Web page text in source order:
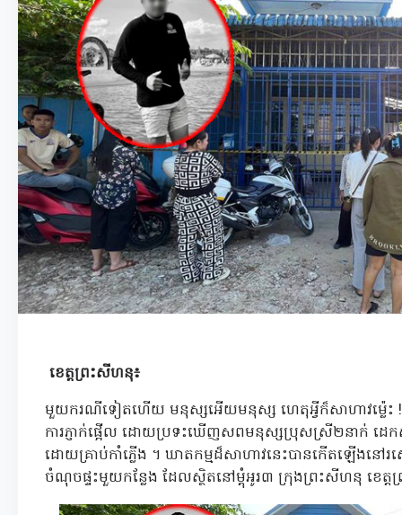
ខេត្តព្រះសីហនុ៖
មួយករណីទៀតហើយ មនុស្សអើយមនុស្ស ហេតុអ្វីក៏សាហាវម៉្លេះ
ការភ្ញាក់ផ្អើល ដោយប្រទះឃើញសពមនុស្សប្រុសស្រី២នាក់ ដេក
ដោយគ្រាប់កាំភ្លើង ។ ឃាតកម្មដ៏សាហាវនេះបានកើតឡើងនៅរ
ចំណុចផ្ទះមួយកន្លែង ដែលស្ថិតនៅម្តុំអូរ៣ ក្រុងព្រះសីហនុ ខេត្